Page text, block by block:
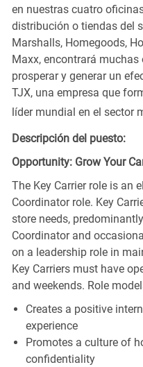
en nuestras cuatro
distribución o tiendas del
Marshalls, Homegoods,
Maxx, encontrará muchas
prosperar y generar un
TJX, una empresa que
líder mundial en el sector
Descripción del puesto:
Opportunity: Grow Your
The Key Carrier role is an
Coordinator role. Key
store needs,
Coordinator and
on a leadership role in
Key Carriers must have
and weekends. Role
Creates a positive
experience
Promotes a culture of
confidentiality